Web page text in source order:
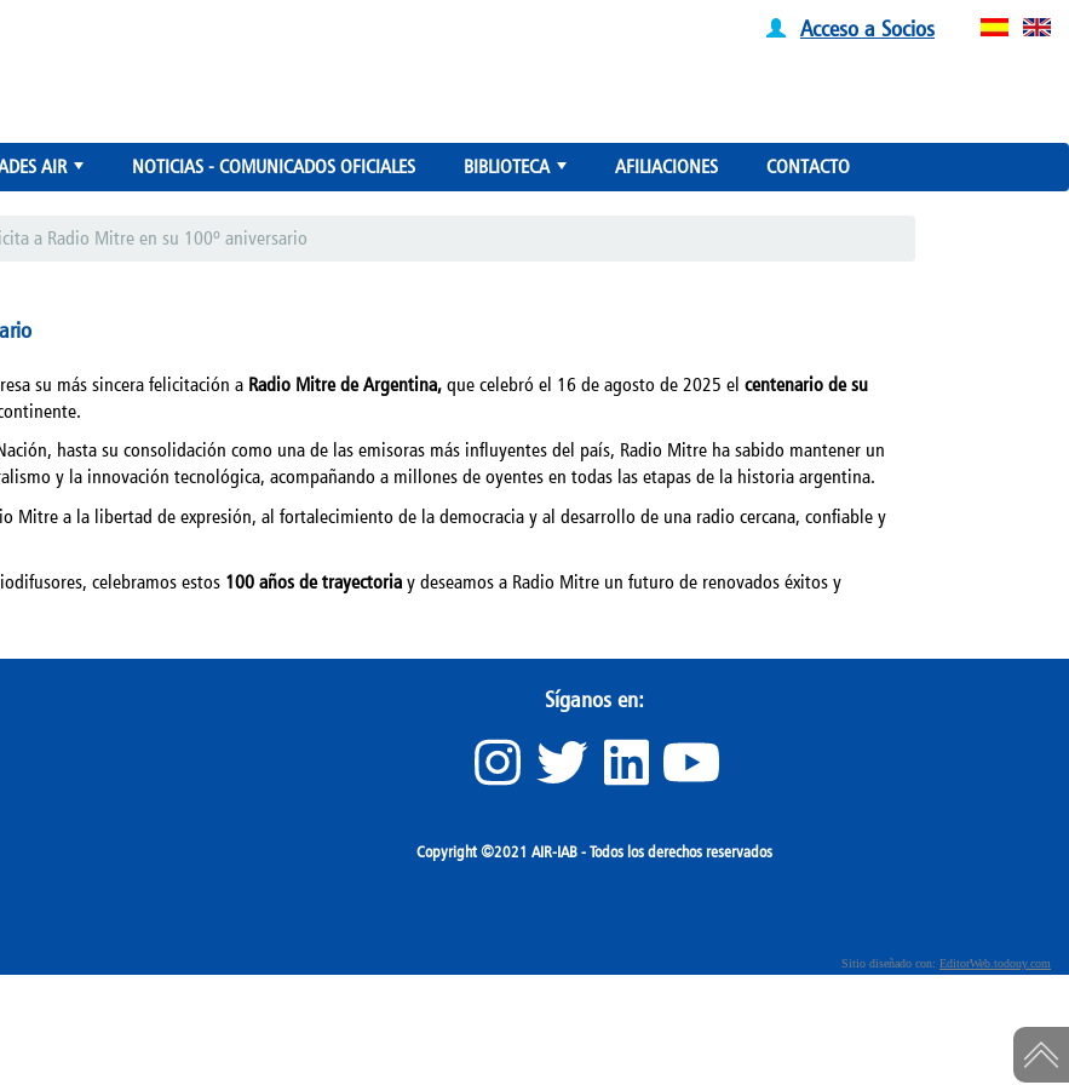
Acceso a Socios
+
AIR NOTICIAS - COMUNICADOS OFICIALES
+
BIBLIOTECA AFILIACIONES CONTACTO
a Radio Mitre en su 100º aniversario
su más sincera felicitación a Radio Mitre de Argentina, que celebró el 16 de agosto de 2025 el centenario de su
hasta su consolidación como una de las emisoras más influyentes del país, Radio Mitre ha sabido mantener un
y la innovación tecnológica, acompañando a millones de oyentes en todas las etapas de la historia argentina.
Mitre a la libertad de expresión, al fortalecimiento de la democracia y al desarrollo de una radio cercana, confiable y
celebramos estos 100 años de trayectoria y deseamos a Radio Mitre un futuro de renovados éxitos y
Síganos en:
Copyright ©2021 AIR-IAB - Todos los derechos reservados
Sitio diseñado con: EditorWeb.todouy.com